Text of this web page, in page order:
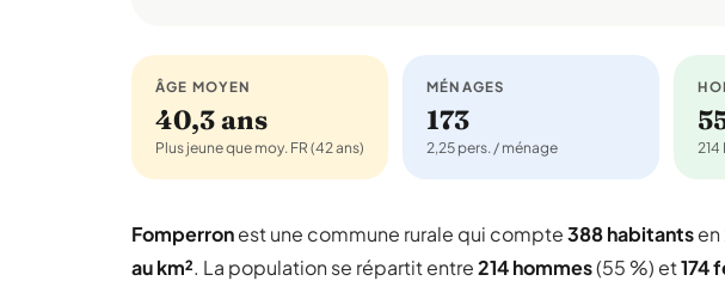
ÂGE MOYEN
40,3 ans
Plus jeune que moy. FR (42 ans)
MÉNAGES
173
2,25 pers. / ménage 214
Fomperronest une commune rurale qui compte388 habitants
au km². La population se répartit entre214 hommes(55 %) et174